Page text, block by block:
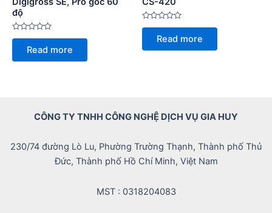
độ
Rated
of
Read more
Rated
of
Read more
CÔNG TY TNHH CÔNG NGHỆ DỊCH VỤ GIA HUY
230/74 đường Lò Lu, Phường Trường Thạnh, Thành phố Thủ
Đức, Thành phố Hồ Chí Minh, Việt Nam
MST : 0318204083